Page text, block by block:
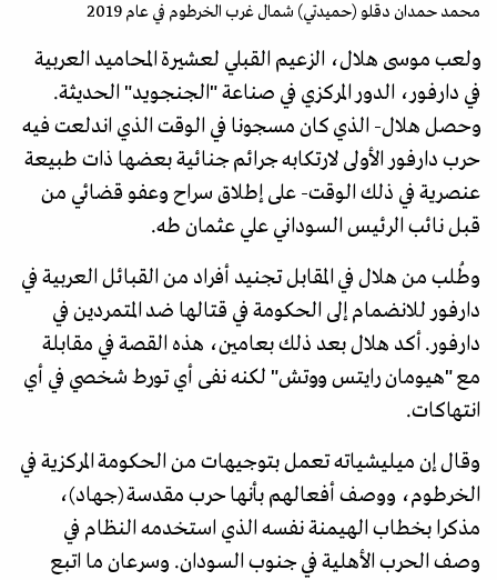
محمد حمدان دقلو (حميدتي) شمال غرب الخرطوم في عام 2019
ولعب موسى هلال، الزعيم القبلي لعشيرة المحاميد العربية
في دارفور، الدور المركزي في صناعة "الجنجويد" الحديثة.
وحصل هلال- الذي كان مسجونا في الوقت الذي اندلعت فيه
حرب دارفور الأولى لارتكابه جرائم جنائية بعضها ذات طبيعة
عنصرية في ذلك الوقت- على إطلاق سراح وعفو قضائي من
قبل نائب الرئيس السوداني علي عثمان طه.
وطُلب من هلال في المقابل تجنيد أفراد من القبائل العربية في
دارفور للانضمام إلى الحكومة في قتالها ضد المتمردين في
دارفور. أكد هلال بعد ذلك بعامين، هذه القصة في مقابلة
مع "هيومان رايتس ووتش" لكنه نفى أي تورط شخصي في أي
انتهاكات.
وقال إن ميليشياته تعمل بتوجيهات من الحكومة المركزية في
الخرطوم، ووصف أفعالهم بأنها حرب مقدسة (جهاد)،
مذكرا بخطاب الهيمنة نفسه الذي استخدمه النظام في
وصف الحرب الأهلية في جنوب السودان. وسرعان ما اتبع